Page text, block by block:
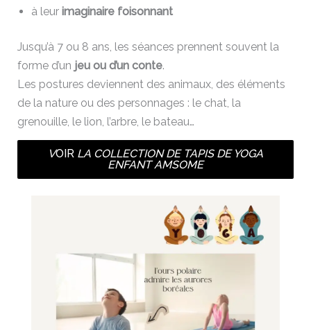
à leurimaginaire foisonnant
Jusqu’à 7 ou 8 ans, les séances prennent souvent la
forme d’un jeu ou d’un conte.
Les postures deviennent des animaux, des éléments
de la nature ou des personnages : le chat, la
grenouille, le lion, l’arbre, le bateau…
VOIR LA COLLECTION DE TAPIS DE YOGA
ENFANT AMSOME